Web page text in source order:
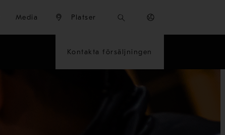
Media Platser
Kontakta försäljningen